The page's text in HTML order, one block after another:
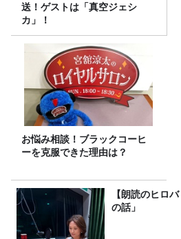
送！ゲストは「真空ジェシ
カ」！
お悩み相談！ブラックコーヒ
ーを克服できた理由は？
【朗読のヒロ
の話」